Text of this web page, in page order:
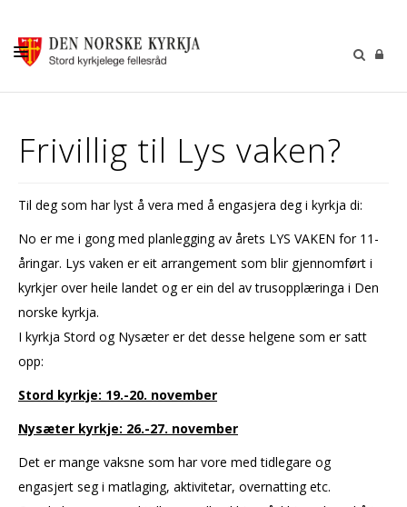
GUDSTENESTER
BARN OG UNGDOM
SOKNERÅDA
INFORMASJON
KONTAKT OSS
GI EI GÅVE
Frivillig til Lys vaken?
Til deg som har lyst å vera med å engasjera deg i kyrkja di:
No er me i gong med planlegging av årets LYS VAKEN for 11-
åringar. Lys vaken er eit arrangement som blir gjennomført i
kyrkjer over heile landet og er ein del av trusopplæringa i Den
norske kyrkja.
I kyrkja Stord og Nysæter er det desse helgene som er satt
opp:
Stord kyrkje: 19.-20. november
Nysæter kyrkje: 26.-27. november
Det er mange vaksne som har vore med tidlegare og
engasjert seg i matlaging, aktivitetar, overnatting etc.